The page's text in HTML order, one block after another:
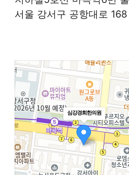
서울 강서구 공항대로
심강경희한의원